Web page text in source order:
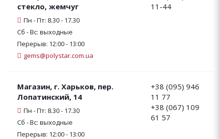
стекло, жемчуг
Пн - Пт: 8.30 - 17.30
Сб - Вс: выходные
Перерыв: 12:00 - 13:00
gems@polystar.com.ua
11-44
Магазин, г. Харьков, пер.
Лопатинский, 14
Пн - Пт: 8.30 - 17.30
Сб - Вс: выходные
Перерыв: 12:00 - 13:00
+38 (095) 946
11 77
+38 (067) 109
61 57